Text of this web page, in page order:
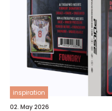
inspiration
02. May 2026